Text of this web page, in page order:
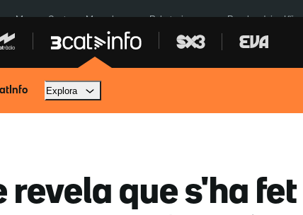
Menors Ceuta Mercabarna Robatoris coure Bombardejos Kíiv
Explora
que s'ha